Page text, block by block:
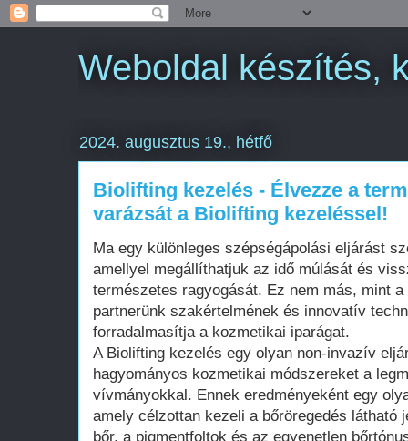
Weboldal készítés,
2024. augusztus 19., hétfő
Biolifting kezelés - Élvezze a
varázsát a Biolifting kezeléssel!
Ma egy különleges szépségápolási eljárást
amellyel megállíthatjuk az idő múlását és
természetes ragyogását. Ez nem más, mint
partnerünk szakértelmének és innovatív
forradalmasítja a kozmetikai iparágat.
A Biolifting kezelés egy olyan non-invazív
hagyományos kozmetikai módszereket a
vívmányokkal. Ennek eredményeként egy
amely célzottan kezeli a bőröregedés látható
bőr, a pigmentfoltok és az egyenetlen